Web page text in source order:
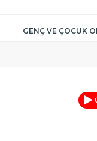
GENÇ VE ÇOCUK